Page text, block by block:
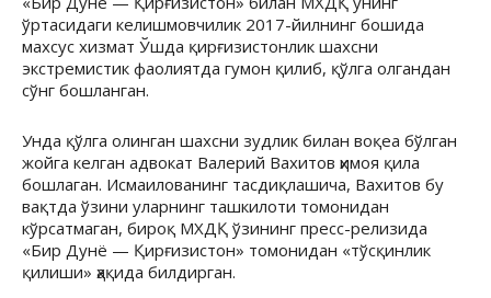
ўртасидаги келишмовчилик 2017-йилнинг бошида
махсус хизмат Ўшда қирғизистонлик шахсни
экстремистик фаолиятда гумон қилиб, қўлга олгандан
сўнг бошланган.
Унда қўлга олинган шахсни зудлик билан воқеа бўлган
жойга келган адвокат Валерий Вахитов ҳимоя қила
бошлаган. Исмаилованинг тасдиқлашича, Вахитов бу
вақтда ўзини уларнинг ташкилоти томонидан
кўрсатмаган, бироқ МХДҚ ўзининг пресс-релизида
«Бир Дунё — Қирғизистон» томонидан «тўсқинлик
қилиши» ҳақида билдирган.